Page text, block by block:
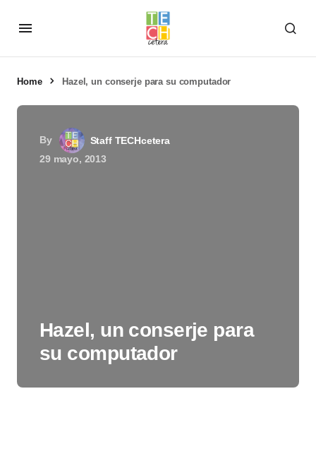
Home Hazel, un conserje para su computador
By
Staff TECHcetera
29 mayo, 2013
Hazel, un conserje para
su computador